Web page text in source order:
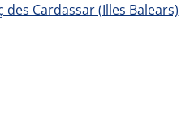
Cardassar (Illes Balears)